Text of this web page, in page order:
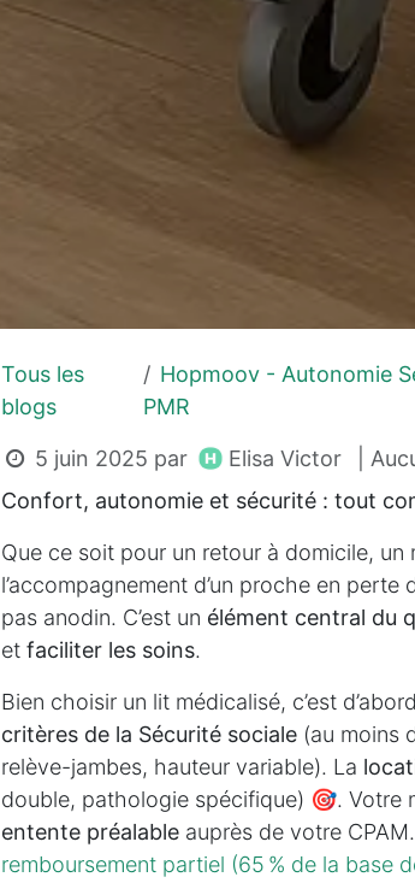
Tous les
blogs
Hopmoov - Autonomie
PMR
5 juin 2025 par Elisa Victor
|
Confort, autonomie et sécurité : tout
Que ce soit pour un retour à domicile,
l’accompagnement d’un proche en perte
pas anodin. C’est un élément central du
et faciliter les soins.
Bien choisir un lit médicalisé, c’est
critères de la Sécurité sociale (au moins
relève-jambes, hauteur variable). La
double, pathologie spécifique) 🎯. Votre
entente préalable auprès de votre CPAM.
remboursement partiel (65 % de la base